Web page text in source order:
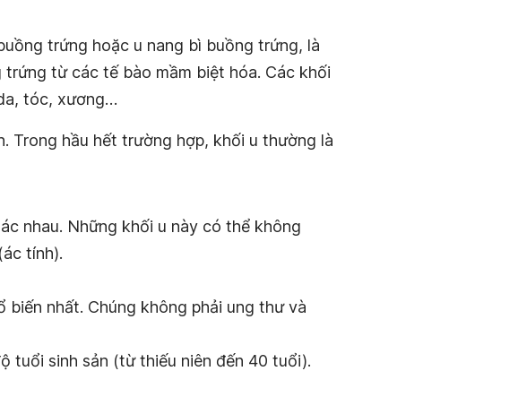
trứng hoặc u nang bì buồng trứng, là
từ các tế bào mầm biệt hóa. Các khối
tóc, xương…
Trong hầu hết trường hợp, khối u thường là
nhau. Những khối u này có thể không
tính).
biến nhất. Chúng không phải ung thư và
tuổi sinh sản (từ thiếu niên đến 40 tuổi).